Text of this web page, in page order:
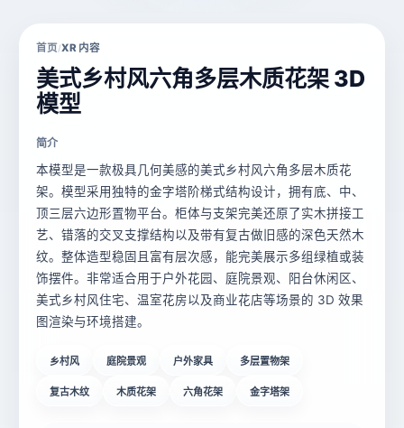
首页/XR 内容
美式乡村风六角多层木质花架 3D
模型
简介
本模型是一款极具几何美感的美式乡村风六角多层木质花
架。模型采用独特的金字塔阶梯式结构设计，拥有底、中、
顶三层六边形置物平台。柜体与支架完美还原了实木拼接工
艺、错落的交叉支撑结构以及带有复古做旧感的深色天然木
纹。整体造型稳固且富有层次感，能完美展示多组绿植或装
饰摆件。非常适合用于户外花园、庭院景观、阳台休闲区、
美式乡村风住宅、温室花房以及商业花店等场景的 3D 效果
图渲染与环境搭建。
乡村风 庭院景观 户外家具 多层置物架
复古木纹 木质花架 六角花架 金字塔架